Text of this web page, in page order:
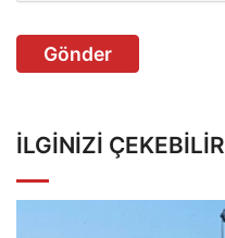
Gönder
İLGINIZI ÇEKEBILIR